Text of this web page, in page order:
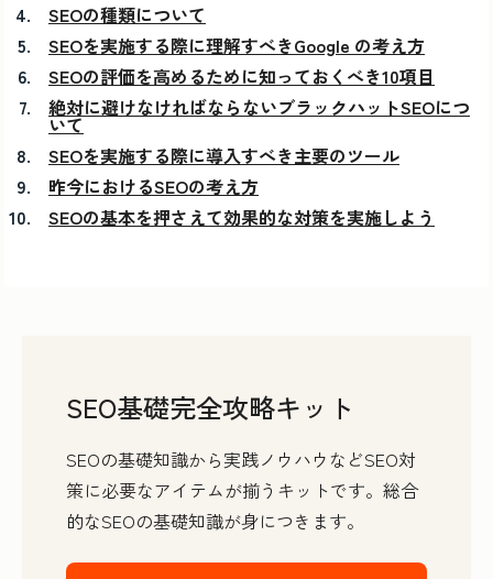
SEOの種類について
SEOを実施する際に理解すべきGoogle の考え方
SEOの評価を高めるために知っておくべき10項目
絶対に避けなければならないブラックハットSEOにつ
いて
SEOを実施する際に導入すべき主要のツール
昨今におけるSEOの考え方
SEOの基本を押さえて効果的な対策を実施しよう
SEO基礎完全攻略キット
SEOの基礎知識から実践ノウハウなどSEO対
策に必要なアイテムが揃うキットです。総合
的なSEOの基礎知識が身につきます。